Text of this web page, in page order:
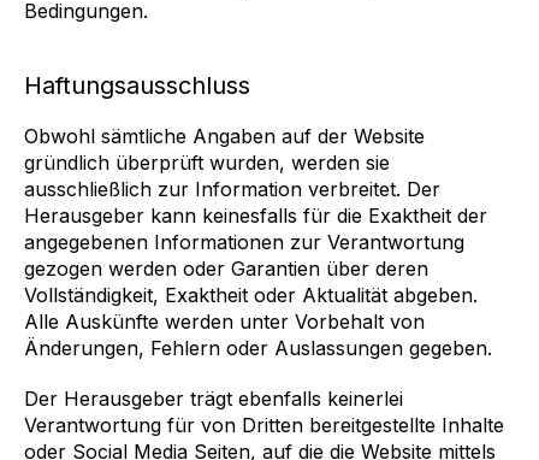
Bedingungen.
Haftungsausschluss
Obwohl sämtliche Angaben auf der Website
gründlich überprüft wurden, werden sie
ausschließlich zur Information verbreitet. Der
Herausgeber kann keinesfalls für die Exaktheit der
angegebenen Informationen zur Verantwortung
gezogen werden oder Garantien über deren
Vollständigkeit, Exaktheit oder Aktualität abgeben.
Alle Auskünfte werden unter Vorbehalt von
Änderungen, Fehlern oder Auslassungen gegeben.
Der Herausgeber trägt ebenfalls keinerlei
Verantwortung für von Dritten bereitgestellte Inhalte
oder Social Media Seiten, auf die die Website mittels